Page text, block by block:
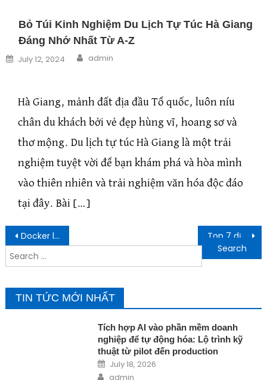
Bỏ Túi Kinh Nghiệm Du Lịch Tự Túc Hà Giang
Đáng Nhớ Nhất Từ A-Z
Posted on
July 12, 2024 Author
admin
Hà Giang, mảnh đất địa đầu Tổ quốc, luôn níu
chân du khách bởi vẻ đẹp hùng vĩ, hoang sơ và
thơ mộng. Du lịch tự túc Hà Giang là một trải
nghiệm tuyệt vời để bạn khám phá và hòa mình
vào thiên nhiên và trải nghiệm văn hóa độc đáo
tại đây. Bài […]
Post navigation
Docker là gì? Tổng hợp kiến thức cần biết về Docker
Search for:
TIN TỨC MỚI NHẤT
Tích hợp AI vào phần mềm doanh
nghiệp để tự động hóa: Lộ trình kỹ
thuật từ pilot đến production
Posted on
July 18, 2026
Author
admin